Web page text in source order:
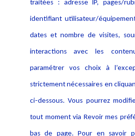
traitées : adresse IP, pages/
identifiant utilisateur/
dates et nombre de visites,
interactions avec les
paramétrer vos choix à
strictement nécessaires en
ci-dessous. Vous pourrez
tout moment via Revoir mes
bas de page. Pour en savoir